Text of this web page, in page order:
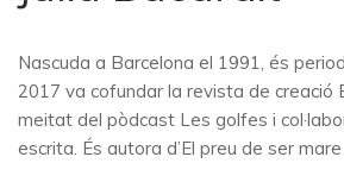
Nascuda a Barcelona el 1991, és
2017 va cofundar la revista de creació
meitat del pòdcast Les golfes i
escrita. És autora d’El preu de ser